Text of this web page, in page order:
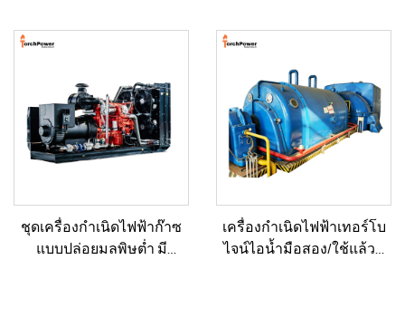
อาศัยและสถานที่ก่อสร้าง
สำหรับงานก่อสร้างกลาง
ชุดเครื่องกำเนิดไฟฟ้าก๊าซ
แบบปล่อยมลพิษต่ำ มี
เครื่องกำเนิดไฟฟ้าเทอร์โบ
ไจน์ไอน้ำมือสอง/ใช้แล้วที่